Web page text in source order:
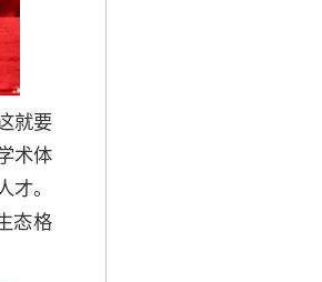
就要
术体
。
态格